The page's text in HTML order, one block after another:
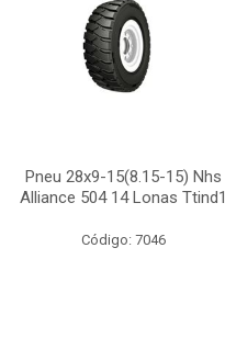
Pneu 28x9-15(8.15-15) Nhs
Alliance 504 14 Lonas Ttind1
Código: 7046